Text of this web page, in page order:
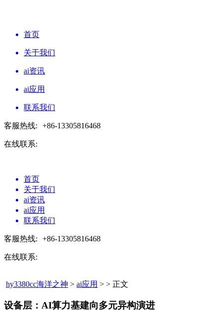
首页
关于我们
ai资讯
ai应用
联系我们
客服热线: +86-13305816468
在线联系:
首页
关于我们
ai资讯
ai应用
联系我们
客服热线: +86-13305816468
在线联系:
hy3380cc海洋之神 > ai应用 > > 正文
设备层：AI算力基建向多元异构演进​